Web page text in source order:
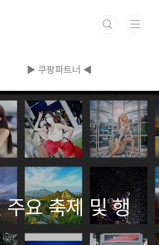
▶ 쿠팡파트너 ◀
요 축제 및 행